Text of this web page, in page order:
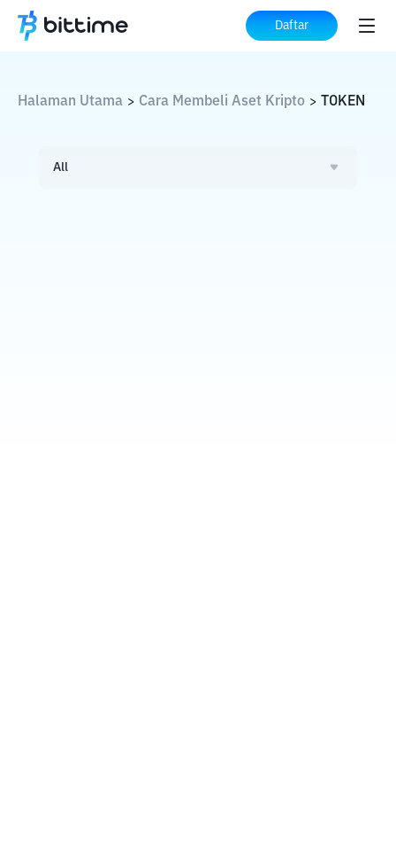
Daftar
Halaman Utama > Cara Membeli Aset Kripto > TOKEN
All